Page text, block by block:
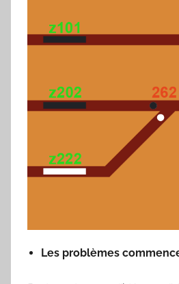
Les problèmes